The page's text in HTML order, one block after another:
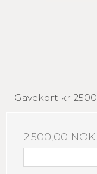
Gavekort kr 2500
2.500,00 NOK